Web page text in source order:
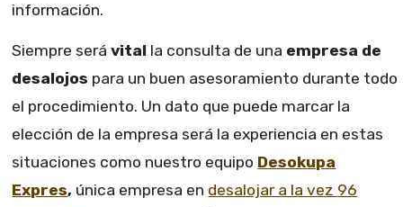
información.
Siempre serávital la consulta de una empresa de
desalojos para un buen asesoramiento durante todo
el procedimiento. Un dato que puede marcar la
elección de la empresa será la experiencia en estas
situaciones como nuestro equipo Desokupa
Expres, única empresa en desalojar a la vez 96